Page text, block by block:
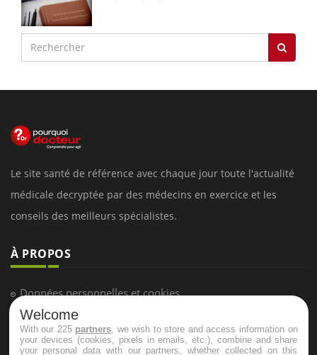
Le site santé de référence avec chaque jour toute l'actualité
médicale decryptée par des médecins en exercice et les
conseils des meilleurs spécialistes.
À PROPOS
Données personnelles et cookies
Qui sommes-nous
Conditions d'utilisation
Welcome
With our 225 partners , we wish to store and access information on
your devices (cookies, pixels in emails, etc.), combine and share
your personal data with our partners, whether collected on this